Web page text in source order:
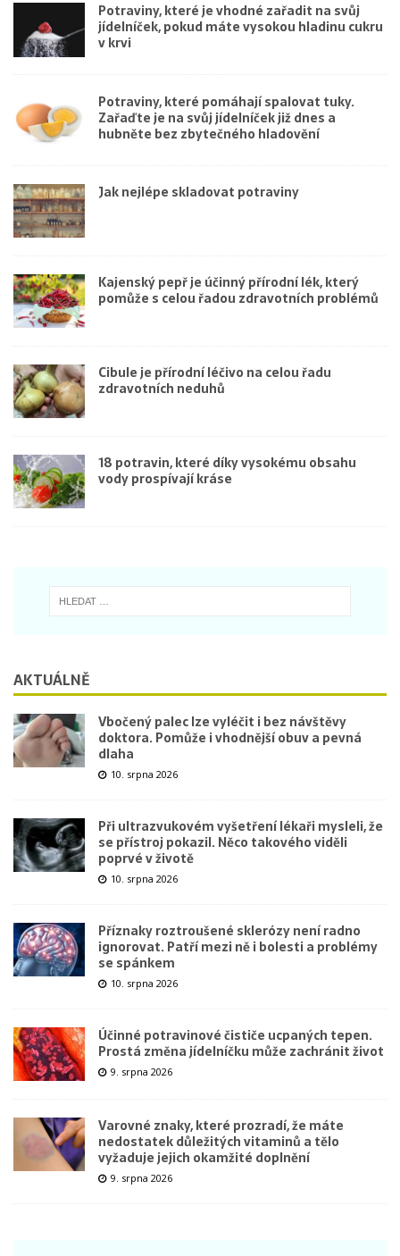
Potraviny, které je vhodné zařadit na svůj
jídelníček, pokud máte vysokou hladinu cukru
v krvi
Potraviny, které pomáhají spalovat tuky.
Zařaďte je na svůj jídelníček již dnes a
hubněte bez zbytečného hladovění
Jak nejlépe skladovat potraviny
Kajenský pepř je účinný přírodní lék, který
pomůže s celou řadou zdravotních problémů
Cibule je přírodní léčivo na celou řadu
zdravotních neduhů
18 potravin, které díky vysokému obsahu
vody prospívají kráse
AKTUÁLNĚ
Vbočený palec lze vyléčit i bez návštěvy
doktora. Pomůže i vhodnější obuv a pevná
dlaha
10. srpna 2026
Při ultrazvukovém vyšetření lékaři mysleli, že
se přístroj pokazil. Něco takového viděli
poprvé v životě
10. srpna 2026
Příznaky roztroušené sklerózy není radno
ignorovat. Patří mezi ně i bolesti a problémy
se spánkem
10. srpna 2026
Účinné potravinové čističe ucpaných tepen.
Prostá změna jídelníčku může zachránit život
9. srpna 2026
Varovné znaky, které prozradí, že máte
nedostatek důležitých vitaminů a tělo
vyžaduje jejich okamžité doplnění
9. srpna 2026